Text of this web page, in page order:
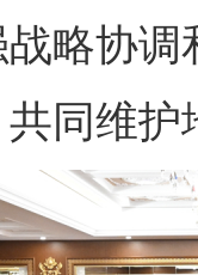
略协
同维